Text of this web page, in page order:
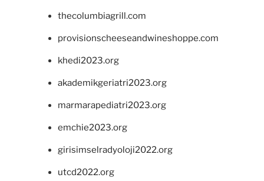
thecolumbiagrill.com
provisionscheeseandwineshoppe.com
khedi2023.org
akademikgeriatri2023.org
marmarapediatri2023.org
emchie2023.org
girisimselradyoloji2022.org
utcd2022.org